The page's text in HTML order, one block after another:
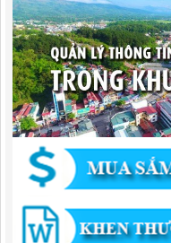
Lượt xem:455 | lượt tải:351
1174/QĐ-UBND
QUYẾT ĐỊNH Về việc công
sung và phê duyệt quy trình
hoạt động xây dựng theo
thẩm quyền thuộc phạm vi
Lượt xem:435 | lượt tải:524
346/QĐ-UBND
QUYẾT ĐỊNH Về việc phê
hành chính trong lĩnh vực
quyền giải quyết của Ban
Lượt xem:512 | lượt tải:318